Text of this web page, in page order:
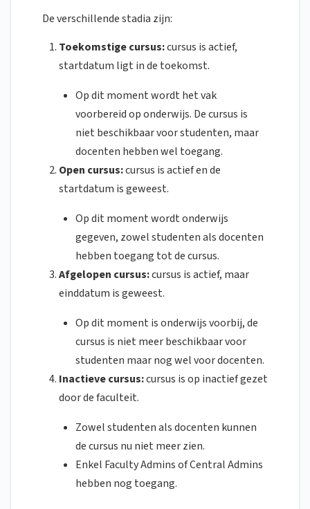
De verschillende stadia zijn:
Toekomstige cursus:cursus is actief,
startdatum ligt in de toekomst.
Op dit moment wordt het vak
voorbereid op onderwijs. De cursus is
niet beschikbaar voor studenten, maar
docenten hebben wel toegang.
Open cursus:cursus is actief en de
startdatum is geweest.
Op dit moment wordt onderwijs
gegeven, zowel studenten als docenten
hebben toegang tot de cursus.
Afgelopen cursus:cursus is actief, maar
einddatum is geweest.
Op dit moment is onderwijs voorbij, de
cursus is niet meer beschikbaar voor
studenten maar nog wel voor docenten.
Inactieve cursus:cursus is op inactief gezet
door de faculteit.
Zowel studenten als docenten kunnen
de cursus nu niet meer zien.
Enkel Faculty Admins of Central Admins
hebben nog toegang.